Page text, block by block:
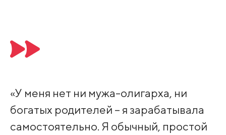
«У меня нет ни мужа-олигарха, ни
богатых родителей – я зарабатывала
самостоятельно. Я обычный, простой